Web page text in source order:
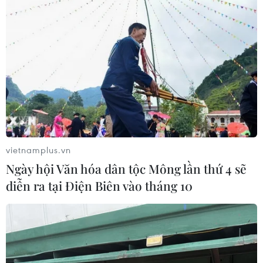
HDBank tiếp tục nối những nhịp cầu yêu thương
tại miền sông nước Cửu Long
Cộng đồng người Việt tại Israel đón Xuân Quê
hương Giáp Thìn
Lượng khách vẫn cao, ngành đường sắt chạy
thêm tàu Thống Nhất, Hải Phòng
TIN LIÊN QUAN
vietnamplus.vn
Ngày hội Văn hóa dân tộc Mông lần thứ 4 sẽ
diễn ra tại Điện Biên vào tháng 10